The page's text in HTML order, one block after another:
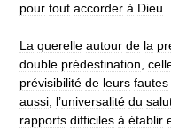
pour tout accorder à Dieu
La querelle autour de la
double prédestination
prévisibilité de leurs fautes
aussi l’universalité du
rapports difficiles à établir